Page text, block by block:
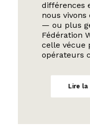
différences
nous vivons
— ou plus
Fédération
celle vécue
opérateurs
Lire la